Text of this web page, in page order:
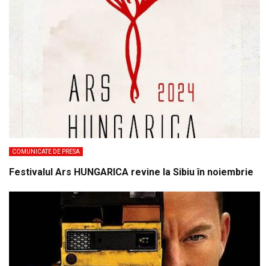
COMUNICATE DE PRESA
Festivalul Ars HUNGARICA revine la Sibiu în noiembrie